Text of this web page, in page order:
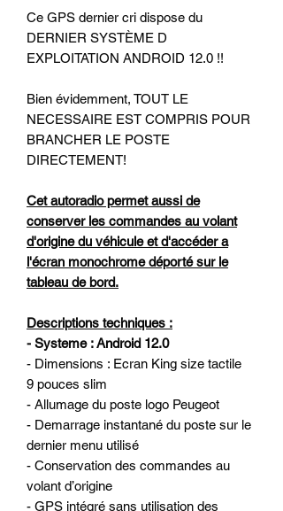
Ce GPS dernier cri dispose du
DERNIER SYSTÈME D
EXPLOITATION ANDROID 12.0 !!
Bien évidemment, TOUT LE
NECESSAIRE EST COMPRIS POUR
BRANCHER LE POSTE
DIRECTEMENT!
Cet autoradio permet aussi de
conserver les commandes au volant
d'origine du véhicule et d'accéder a
l'écran monochrome déporté sur le
tableau de bord.
Descriptions techniques :
- Systeme : Android 12.0
- Dimensions : Ecran King size tactile
9 pouces slim
- Allumage du poste logo Peugeot
- Demarrage instantané du poste sur le
dernier menu utilisé
- Conservation des commandes au
volant d’origine
- GPS intégré sans utilisation des